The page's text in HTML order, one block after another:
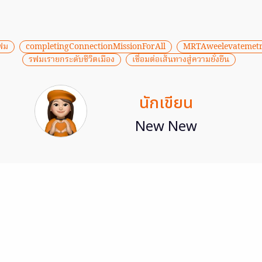
ม completingConnectionMissionForAll
รฟมเรายกระดับชีวิตเมือง
เชื่อมต่อเส้นทางสู่ความยั่งยืน
นักเขียน
New New